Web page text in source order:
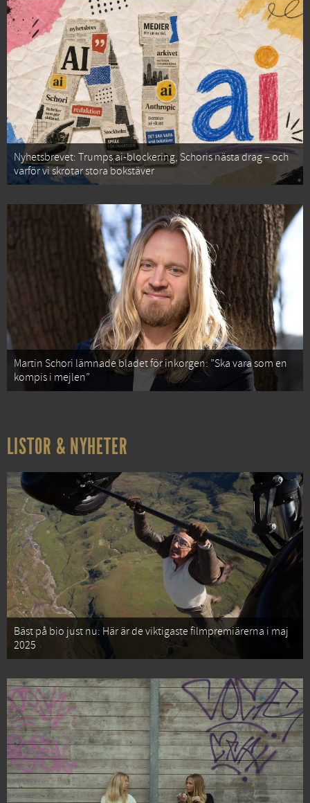
Nyhetsbrevet: Trumps ai-blockering, Schoris nästa drag – och
varför vi skrotar stora bokstäver
Martin Schori lämnade bladet för inkorgen: ”Ska vara som en
kompis i mejlen”
LISTOR & NYHETER
Bäst på bio just nu: Här är de viktigaste filmpremiärerna i maj
2025